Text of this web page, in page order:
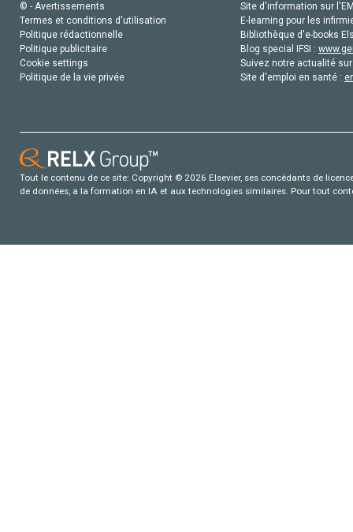
© - Avertissements
Termes et conditions d'utilisation
Politique rédactionnelle
Politique publicitaire
Cookie settings
Politique de la vie privée
Site d'information sur
E-learning pour les
Bibliothèque d'e-books
Blog special IFSI :
Suivez notre actualité
Site d'emploi en santé :
Tout le contenu de ce site: Copyright © 2026 Elsevier, ses concédants de
de données, a la formation en IA et aux technologies similaires. Pour tout